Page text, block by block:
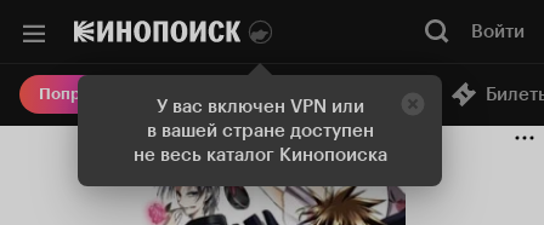
У вас включен VPN или
в вашей стране доступен
не весь каталог Кинопоиска
Войти
Попробовать Плюс Онлайн-кинотеатр